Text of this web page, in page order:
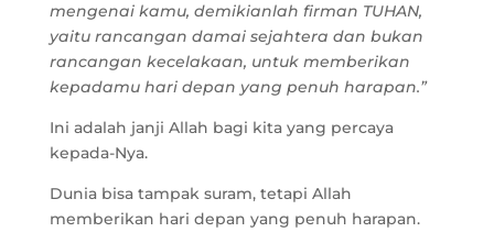
mengenai kamu, demikianlah firman TUHAN,
yaitu rancangan damai sejahtera dan bukan
rancangan kecelakaan, untuk memberikan
kepadamu hari depan yang penuh harapan.”
Ini adalah janji Allah bagi kita yang percaya
kepada-Nya.
Dunia bisa tampak suram, tetapi Allah
memberikan hari depan yang penuh harapan.